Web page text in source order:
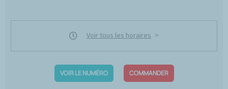
Voir tous les horaires
VOIR LE NUMÉRO COMMANDER